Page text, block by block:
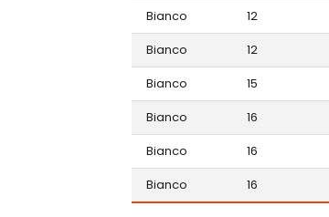
Bianco
12
Bianco
12
Bianco
15
Bianco
16
Bianco
16
Bianco
16